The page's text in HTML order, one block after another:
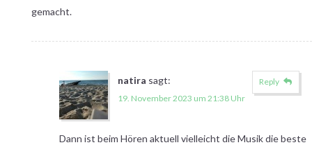
gemacht.
natira sagt:
19. November 2023 um 21:38 Uhr
Dann ist beim Hören aktuell vielleicht die Musik die beste
Reply